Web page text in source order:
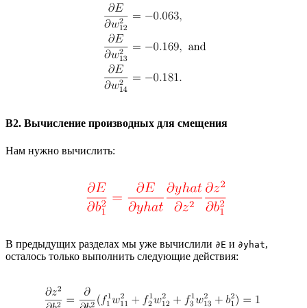
B2. Вычисление производных для смещения
Нам нужно вычислить:
В предыдущих разделах мы уже вычислили ∂E и ∂yhat,
осталось только выполнить следующие действия: